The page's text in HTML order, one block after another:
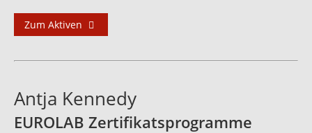
Zum Aktiven
Antja Kennedy
EUROLAB Zertifikatsprogramme